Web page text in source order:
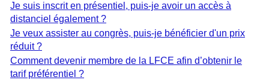
Je suis inscrit en présentiel, puis-je avoir un accès à
distanciel également ?
Je veux assister au congrès, puis-je bénéficier d'un prix
réduit ?
Comment devenir membre de la LFCE afin d’obtenir le
tarif préférentiel ?